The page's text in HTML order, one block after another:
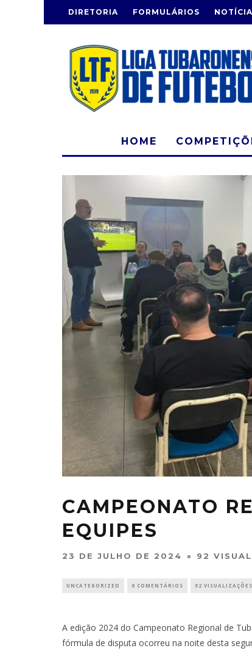
DIRETORIA FORMULÁRIOS
HOME
CAMPEONATO
EQUIPES
23 DE JULHO DE 2024 92
UNCATEGORIZED 0 COMENTÁRIOS 92 VISUALIZAÇÕES
A edição 2024 do Campeonato Regional de
fórmula de disputa ocorreu na noite desta